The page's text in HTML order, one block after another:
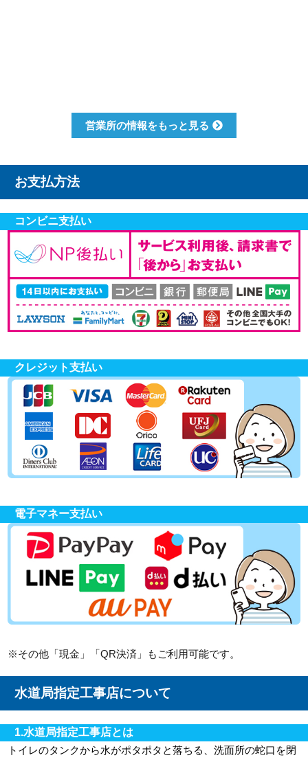
営業所の情報をもっと見る
お支払方法
コンビニ支払い
クレジット支払い
電子マネー支払い
※その他「現金」「QR決済」もご利用可能です。
水道局指定工事店について
1.水道局指定工事店とは
トイレのタンクから水がポタポタと落ちる、洗面所の蛇口を閉